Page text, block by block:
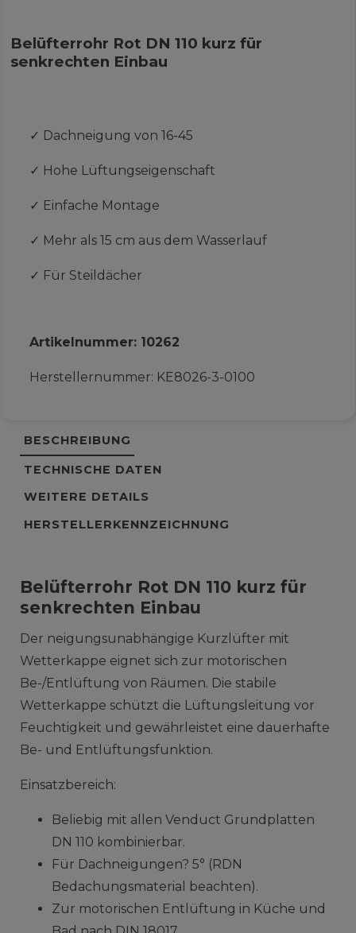
Belüfterrohr Rot DN 110 kurz für
senkrechten Einbau
✓ Dachneigung von 16-45
✓ Hohe Lüftungseigenschaft
✓ Einfache Montage
✓ Mehr als 15 cm aus dem Wasserlauf
✓ Für Steildächer
Artikelnummer: 10262
Herstellernummer: KE8026-3-0100
BESCHREIBUNG
TECHNISCHE DATEN
WEITERE DETAILS
HERSTELLERKENNZEICHNUNG
Belüfterrohr Rot DN 110 kurz für
senkrechten Einbau
Der neigungsunabhängige Kurzlüfter mit
Wetterkappe eignet sich zur motorischen
Be-/Entlüftung von Räumen. Die stabile
Wetterkappe schützt die Lüftungsleitung vor
Feuchtigkeit und gewährleistet eine dauerhafte
Be- und Entlüftungsfunktion.
Einsatzbereich:
Beliebig mit allen Venduct Grundplatten
DN 110 kombinierbar.
Für Dachneigungen? 5° (RDN
Bedachungsmaterial beachten).
Zur motorischen Entlüftung in Küche und